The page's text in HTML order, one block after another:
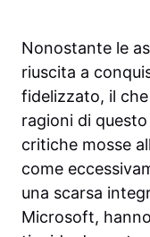
Nonostante le
riuscita a
fidelizzato, il
ragioni di
critiche mosse
come
una scarsa
Microsoft,